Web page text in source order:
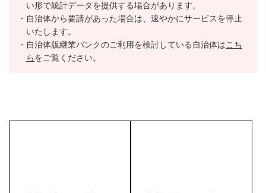
い形で統計データを提供する場合があります。
自治体から要請があった場合は、速やかにサービスを停止
いたします。
自治体版継業バンクのご利用を検討している自治体はこち
らをご覧ください。